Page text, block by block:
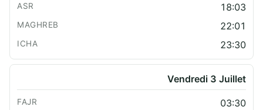
18:03
22:01
23:30
Vendredi 3 Juillet
03:30